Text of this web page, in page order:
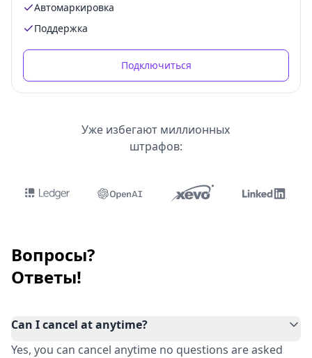
Автомаркировка
Поддержка
Подключиться
Уже избегают миллионных
штрафов:
Вопросы?
Ответы!
Can I cancel at anytime?
Yes, you can cancel anytime no questions are asked